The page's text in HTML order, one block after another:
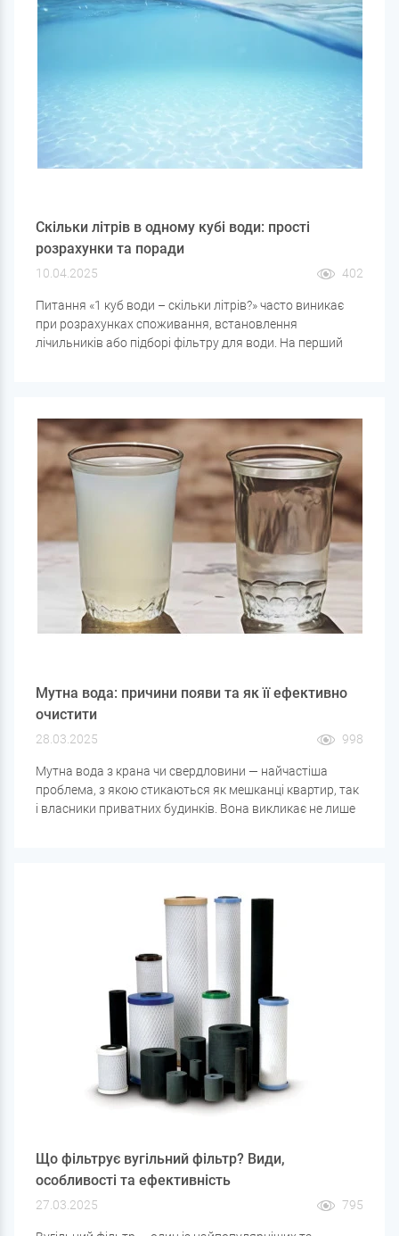
Скільки літрів в одному кубі води: прості
розрахунки та поради
10.04.2025 402
Питання «1 куб води – скільки літрів?» часто виникає
при розрахунках споживання, встановлення
лічильників або підборі фільтру для води. На перший
Мутна вода: причини появи та як її ефективно
очистити
28.03.2025 998
Мутна вода з крана чи свердловини — найчастіша
проблема, з якою стикаються як мешканці квартир, так
і власники приватних будинків. Вона викликає не лише
Що фільтрує вугільний фільтр? Види,
особливості та ефективність
27.03.2025 795